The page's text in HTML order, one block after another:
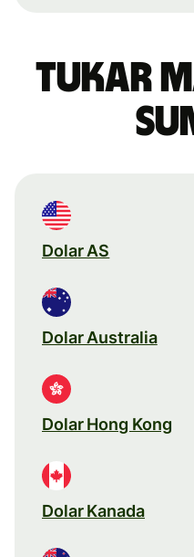
Tukar
Dolar AS
Dolar Australia
Dolar Hong Kong
Dolar Kanada